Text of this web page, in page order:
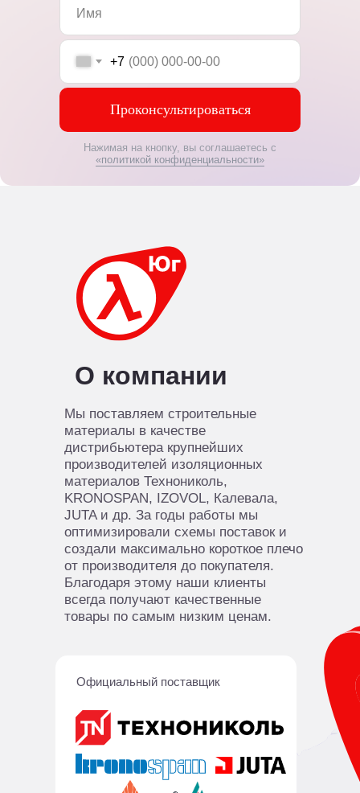
+7
Проконсультироваться
Нажимая на кнопку, вы соглашаетесь с
«политикой конфиденциальности»
О компании
Официальный поставщик
Мы поставляем строительные
материалы в качестве
дистрибьютера крупнейших
производителей изоляционных
материалов Технониколь,
KRONOSPAN, IZOVOL, Калевала,
JUTA и др. За годы работы мы
оптимизировали схемы поставок и
создали максимально короткое плечо
от производителя до покупателя.
Благодаря этому наши клиенты
всегда получают качественные
товары по самым низким ценам.